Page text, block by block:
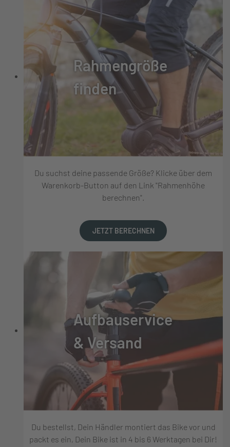
Rahmengröße
finden
Du suchst deine passende Größe? Klicke über dem
Warenkorb-Button auf den Link "Rahmenhöhe
berechnen".
JETZT BERECHNEN
Aufbauservice
& Versand
Du bestellst, Dein Händler montiert das Bike vor und
packt es ein, Dein Bike ist in 4 bis 6 Werktagen bei Dir!